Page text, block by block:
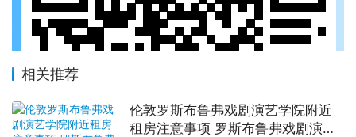
相关推荐
伦敦罗斯布鲁弗戏剧演艺学院附近
租房注意事项 罗斯布鲁弗戏剧演艺